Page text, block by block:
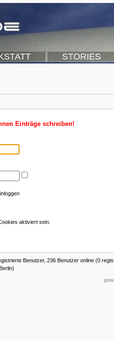
STORIES
Einträge schreiben!
aktiviert sein.
Benutzer, 236 Benutzer online (0